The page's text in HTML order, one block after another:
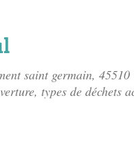
saint germain, 45510
types de déchets